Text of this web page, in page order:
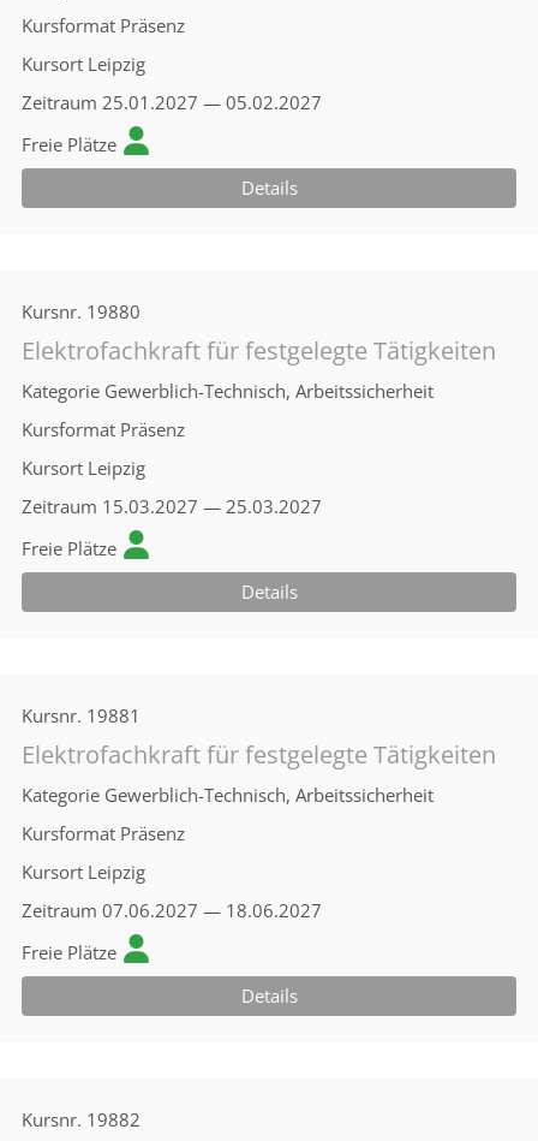
Kursformat Präsenz
Kursort Leipzig
Zeitraum 25.01.2027 — 05.02.2027
Freie Plätze
Details
Kursnr. 19880
Elektrofachkraft für festgelegte Tätigkeiten
Kategorie Gewerblich-Technisch, Arbeitssicherheit
Kursformat Präsenz
Kursort Leipzig
Zeitraum 15.03.2027 — 25.03.2027
Freie Plätze
Details
Kursnr. 19881
Elektrofachkraft für festgelegte Tätigkeiten
Kategorie Gewerblich-Technisch, Arbeitssicherheit
Kursformat Präsenz
Kursort Leipzig
Zeitraum 07.06.2027 — 18.06.2027
Freie Plätze
Details
Kursnr. 19882